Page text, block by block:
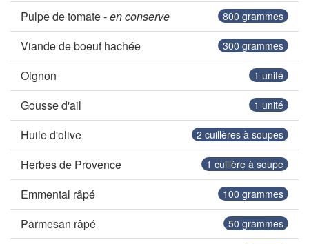
Pulpe de tomate -en conserve 800 grammes
Viande de boeuf hachée 300 grammes
Oignon 1 unité
Gousse d'ail 1 unité
Huile d'olive 2 cuillères à soupes
Herbes de Provence 1 cuillère à soupe
Emmental râpé 100 grammes
Parmesan râpé 50 grammes